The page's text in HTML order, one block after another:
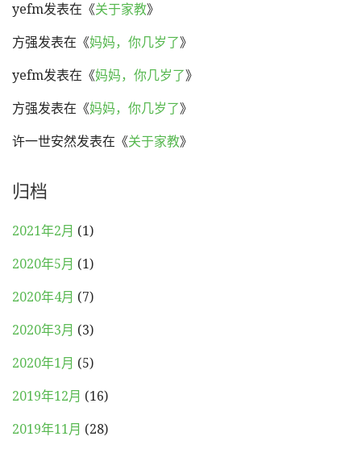
yefm发表在《关于家教》
方强发表在《妈妈，你几岁了》
yefm发表在《妈妈，你几岁了》
方强发表在《妈妈，你几岁了》
许一世安然发表在《关于家教》
归档
2021年2月 (1)
2020年5月 (1)
2020年4月 (7)
2020年3月 (3)
2020年1月 (5)
2019年12月 (16)
2019年11月 (28)